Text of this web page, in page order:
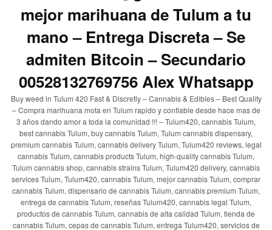
mejor marihuana de Tulum a tu
mano – Entrega Discreta – Se
admiten Bitcoin – Secundario
00528132769756 Alex Whatsapp
Buy weed in Tulum 420 Fast & Discretly – Cannabis & Edibles – Best Quality
– Compra marihuana mota en Tulum rapido y confiable desde hace mas de
3 años dando amor a toda la comunidad !!! – Tulum420, cannabis Tulum,
best cannabis Tulum, buy cannabis Tulum, Tulum cannabis dispensary,
premium cannabis Tulum, cannabis delivery Tulum, Tulum420 reviews, legal
cannabis Tulum, cannabis products Tulum, high-quality cannabis Tulum,
Tulum cannabis shop, cannabis strains Tulum, Tulum420 delivery, cannabis
services Tulum, Tulum420, cannabis Tulum, mejor cannabis Tulum, comprar
cannabis Tulum, dispensario de cannabis Tulum, cannabis premium Tulum,
entrega de cannabis Tulum, reseñas Tulum420, cannabis legal Tulum,
productos de cannabis Tulum, cannabis de alta calidad Tulum, tienda de
cannabis Tulum, cepas de cannabis Tulum, entrega Tulum420, servicios de